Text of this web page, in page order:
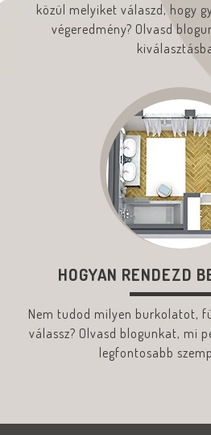
közül melyiket válaszd, hogy
végeredmény? Olvasd
HOGYAN RENDEZD
Nem tudod milyen burkolatot,
válassz? Olvasd blogunkat, mi
legfontosabb